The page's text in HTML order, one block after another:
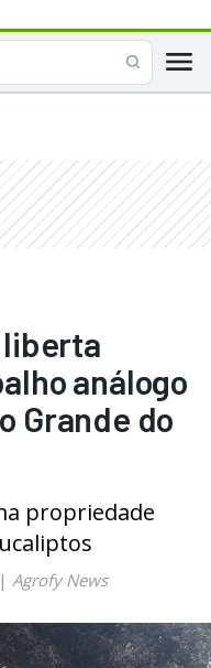
análogo
Grande do
propriedade
Agrofy News